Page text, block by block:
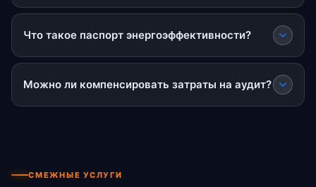
Что такое паспорт энергоэффективности?
Можно ли компенсировать затраты на аудит?
СМЕЖНЫЕ УСЛУГИ